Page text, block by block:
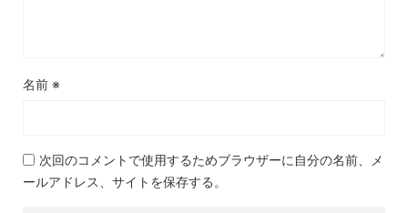
名前 ※
次回のコメントで使用するためブラウザーに自分の名前、メ
ールアドレス、サイトを保存する。